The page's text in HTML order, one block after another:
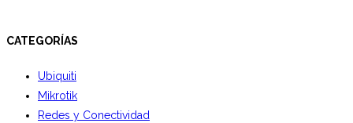
CATEGORÍAS
Ubiquiti
Mikrotik
Redes y Conectividad